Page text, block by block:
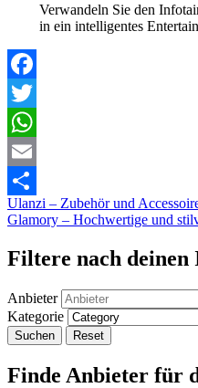
Verwandeln Sie den
in ein intelligentes
Facebook
Twitter
WhatsApp
Email
Teilen
Post
navigation
Ulanzi – Zubehör und
Glamory – Hochwertige und
Filtere nach deinen
Anbieter
Kategorie
Suchen Reset
Finde Anbieter für